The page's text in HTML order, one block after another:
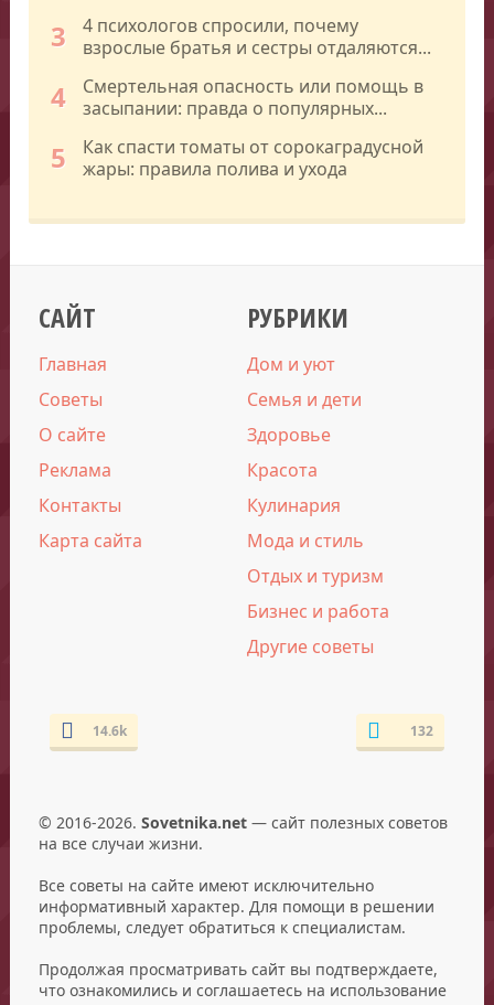
3
4 психологов спросили, почему
взрослые братья и сестры отдаляются...
4
Смертельная опасность или помощь в
засыпании: правда о популярных...
5
Как спасти томаты от сорокаградусной
жары: правила полива и ухода
САЙТ
Главная
Советы
О сайте
Реклама
Контакты
Карта сайта
РУБРИКИ
Дом и уют
Семья и дети
Здоровье
Красота
Кулинария
Мода и стиль
Отдых и туризм
Бизнес и работа
Другие советы
14.6k 132
© 2016-2026. Sovetnika.net— сайт полезных советов
на все случаи жизни.
Все советы на сайте имеют исключительно
информативный характер. Для помощи в решении
проблемы, следует обратиться к специалистам.
Продолжая просматривать сайт вы подтверждаете,
что ознакомились и соглашаетесь на использование